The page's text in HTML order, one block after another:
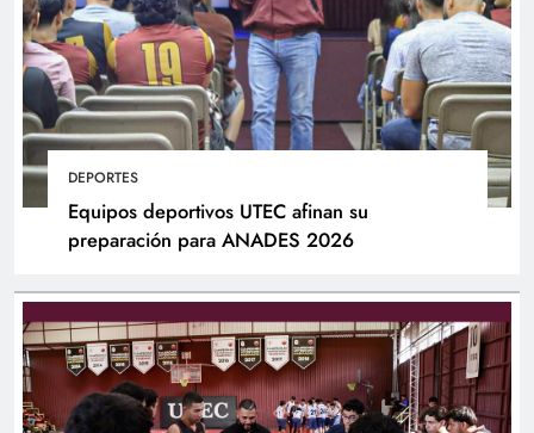
DEPORTES
Equipos deportivos UTEC afinan su
preparación para ANADES 2026